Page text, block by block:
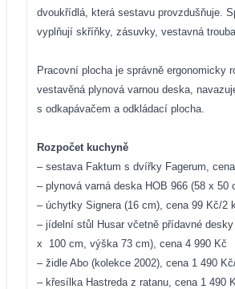
dvoukřídlá, která sestavu provzdušňuje.
vyplňují skříňky, zásuvky, vestavná
Pracovní plocha je správně ergonomicky
vestavěná plynová varnou deska,
s odkapávačem a odkládací plocha.
Rozpočet kuchyně
– sestava Faktum s dvířky Fagerum,
– plynová varná deska HOB 966 (58 x 50
– úchytky Signera (16 cm), cena 99 Kč/2
– jídelní stůl Husar včetně přídavné desky
x
100 cm, výška 73 cm), cena 4 990 Kč
– židle Abo (kolekce 2002), cena 1 490
– křesílka Hastreda z ratanu, cena 1 490